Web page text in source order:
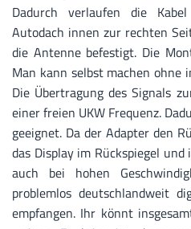
Dadurch verlaufen die
Autodach innen zur rechten
die Antenne befestigt. Die
Man kann selbst machen ohne
Die Übertragung des Signals
einer freien UKW Frequenz.
geeignet. Da der Adapter den
das Display im Rückspiegel
auch bei hohen
problemlos deutschlandweit
empfangen. Ihr könnt